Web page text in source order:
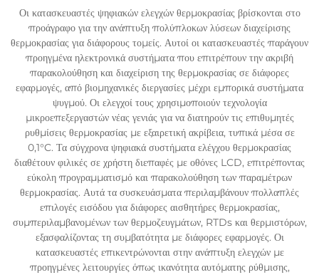
Οι κατασκευαστές ψηφιακών ελεγχών θερμοκρασίας βρίσκονται στο
προάγραφο για την ανάπτυξη πολύπλοκων λύσεων διαχείρισης
θερμοκρασίας για διάφορους τομείς. Αυτοί οι κατασκευαστές παράγουν
προηγμένα ηλεκτρονικά συστήματα που επιτρέπουν την ακριβή
παρακολούθηση και διαχείριση της θερμοκρασίας σε διάφορες
εφαρμογές, από βιομηχανικές διεργασίες μέχρι εμπορικά συστήματα
ψυγμού. Οι ελεγχοί τους χρησιμοποιούν τεχνολογία
μικροεπεξεργαστών νέας γενιάς για να διατηρούν τις επιθυμητές
ρυθμίσεις θερμοκρασίας με εξαιρετική ακρίβεια, τυπικά μέσα σε
0,1°C. Τα σύγχρονα ψηφιακά συστήματα ελέγχου θερμοκρασίας
διαθέτουν φιλικές σε χρήστη διεπαφές με οθόνες LCD, επιτρέποντας
εύκολη προγραμματισμό και παρακολούθηση των παραμέτρων
θερμοκρασίας. Αυτά τα συσκευάσματα περιλαμβάνουν πολλαπλές
επιλογές εισόδου για διάφορες αισθητήρες θερμοκρασίας,
συμπεριλαμβανομένων των θερμοζευγμάτων, RTDs και θερμιστόρων,
εξασφαλίζοντας τη συμβατότητα με διάφορες εφαρμογές. Οι
κατασκευαστές επικεντρώνονται στην ανάπτυξη ελεγχών με
προηγμένες λειτουργίες όπως ικανότητα αυτόματης ρύθμισης,